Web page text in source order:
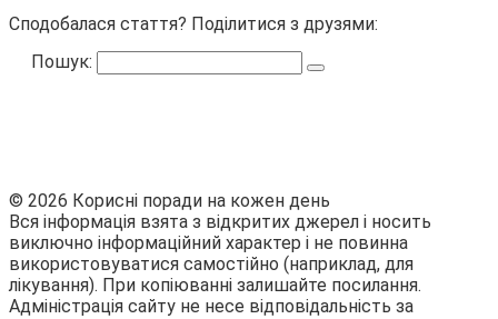
Сподобалася стаття? Поділитися з друзями:
Пошук:
© 2026 Корисні поради на кожен день
Вся інформація взята з відкритих джерел і носить
виключно інформаційний характер і не повинна
використовуватися самостійно (наприклад, для
лікування). При копіюванні залишайте посилання.
Адміністрація сайту не несе відповідальність за